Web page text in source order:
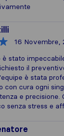
16 Novembre,
stato
il
è stata
con cura ogni
e precisione.
senza stress e